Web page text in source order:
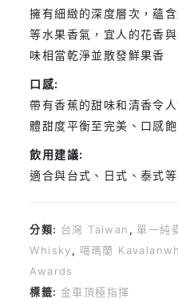
擁有細緻的深度層次，蘊
等水果香氣，宜人的花香
味相當乾淨並散發鮮果香
口感:
帶有香蕉的甜味和清香令
體甜度平衡至完美、口感
飲用建議:
適合與台式、日式、泰式
分類: 台灣 Taiwan , 單一純
Whisky, 噶瑪蘭
Awards
標籤:金車頂極指揮